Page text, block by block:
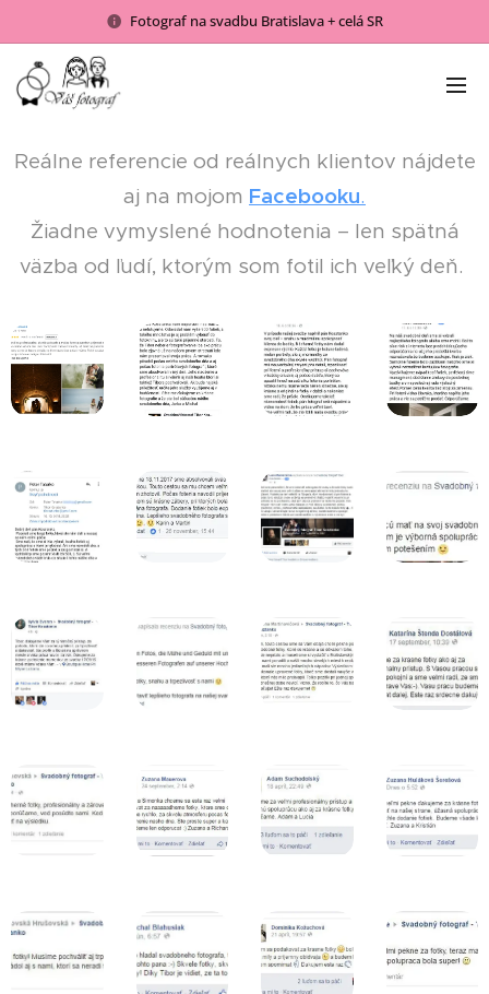
Fotograf na svadbu Bratislava + celá SR
Reálne referencie od reálnych klientov nájdete
aj na mojom Facebooku.
Žiadne vymyslené hodnotenia – len spätná
väzba od ľudí, ktorým som fotil ich veľký deň.